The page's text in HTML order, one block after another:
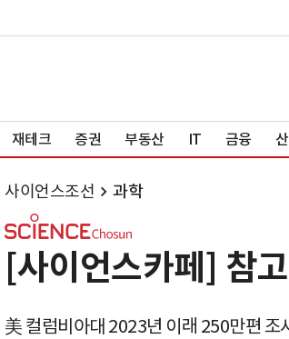
재테크 증권 부동산 IT 금융
사이언스조선 과학
[사이언스카페] 참
美 컬럼비아대 2023년 이래 250만편 조